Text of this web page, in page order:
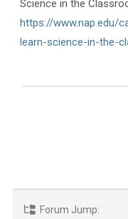
Science in the
https://www.nap.edu/
learn-science-in-the-
Forum Jump: